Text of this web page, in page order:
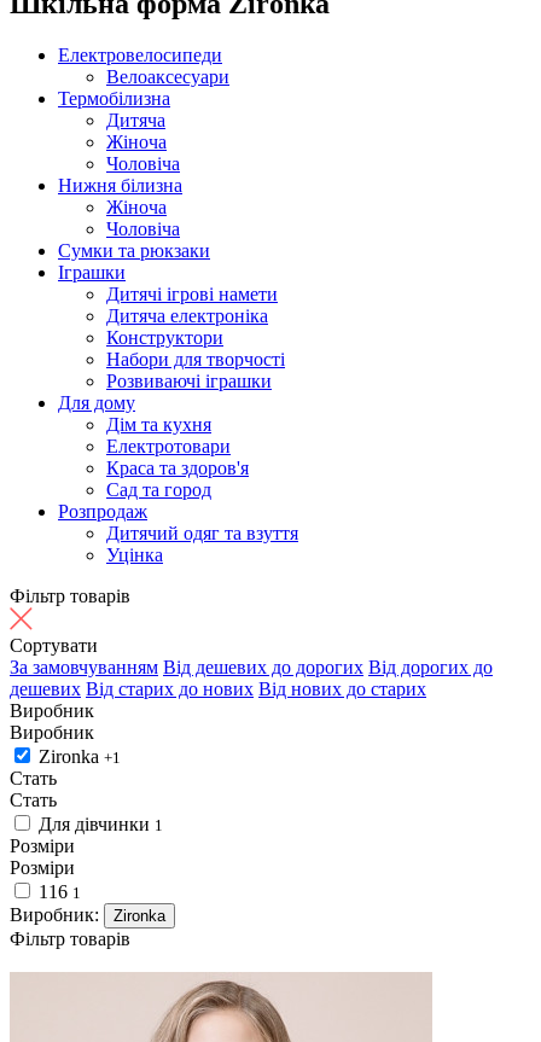
Електровелосипеди
Велоаксесуари
Термобілизна
Дитяча
Жіноча
Чоловіча
Нижня білизна
Жіноча
Чоловіча
Сумки та рюкзаки
Іграшки
Дитячі ігрові намети
Дитяча електроніка
Конструктори
Набори для творчості
Розвиваючі іграшки
Для дому
Дім та кухня
Електротовари
Краса та здоров'я
Сад та город
Розпродаж
Дитячий одяг та взуття
Уцінка
Фільтр товарів
Сортувати
За замовчуванням Від дешевих до дорогих Від дорогих до
дешевих Від старих до нових Від нових до старих
Виробник
Виробник
Zironka +1
Стать
Стать
Для дівчинки 1
Розміри
Розміри
116 1
Виробник: Zironka
Фільтр товарів